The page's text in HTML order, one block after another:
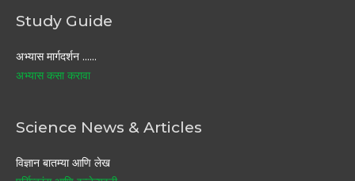
Study Guide
अभ्यास मार्गदर्शन ……
अभ्यास कसा करावा
Science News & Articles
विज्ञान बातम्या आणि लेख